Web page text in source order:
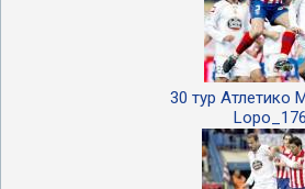
30 тур Атлетико
Lopo_176